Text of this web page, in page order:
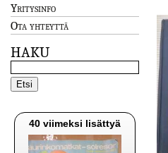
Yritysinfo
Ota yhteyttä
HAKU
40 viimeksi lisättyä